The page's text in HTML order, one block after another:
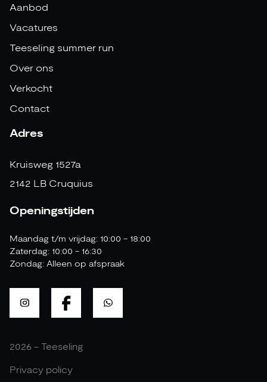
Aanbod
Vacatures
Teeseling summer run
Over ons
Verkocht
Contact
Adres
Kruisweg 1527a
2142 LB Cruquius
Openingstijden
Maandag t/m vrijdag: 10:00 - 18:00
Zaterdag: 10:00 - 16:30
Zondag: Alleen op afspraak
2026 - Teeseling
Privacy policy